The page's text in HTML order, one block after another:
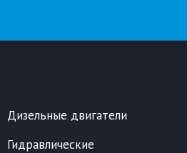
Дизельные двигатели
Гидравлические